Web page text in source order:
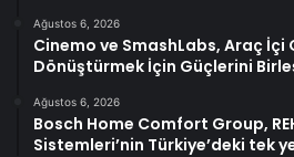
Ağustos 6, 2026
Cinemo ve SmashLabs, Araç İçi
Dönüştürmek İçin Güçlerini
Ağustos 6, 2026
Bosch Home Comfort Group,
Sistemleri’nin Türkiye’deki tek